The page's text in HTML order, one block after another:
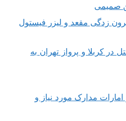
صمیمی
زدگی مقعد و لیزر فیستول
در کربلا و پرواز تهران به
مدارک مورد نیاز و